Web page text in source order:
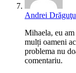
Andrei Drăguţu
Mihaela, eu am
mulți oameni
problema nu
comentariu.